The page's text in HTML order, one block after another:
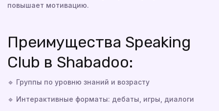
повышает мотивацию.
Преимущества Speaking
Club в Shabadoo:
🔹 Группы по уровню знаний и возрасту
🔹 Интерактивные форматы: дебаты, игры, диалоги